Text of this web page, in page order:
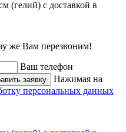
же Вам перезвоним!
Ваш телефон
заявку
Нажимая на
персональных данных